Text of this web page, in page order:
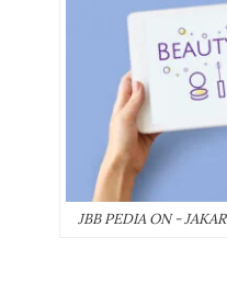
JBB PEDIA ON -